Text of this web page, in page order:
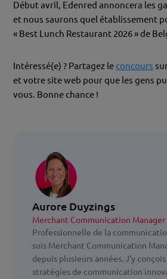
Début avril, Edenred annoncera les
et nous saurons quel établissement
« Best Lunch Restaurant 2026 » de
Intéressé(e) ? Partagez leconcours
et votre site web pour que les gens
vous. Bonne chance !
Aurore Duyzings
Merchant Communication Manager
Professionnelle de la
suis Merchant Communication
depuis plusieurs années. J’y
stratégies de communication